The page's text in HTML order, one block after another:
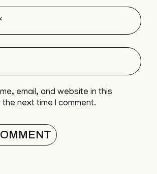
email, and website in this
next time I comment.